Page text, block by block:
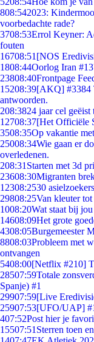
808:542023:
voorbedachte rade?
3708:53Errol Keyner:
fouten
16708:51 [NOS
1808:44Oorlog Iran
23808:40Frontpage
15208:39[AKQ] #3384
antwoorden.
208:3824 jaar cel
12708:37[Het Officiële
3508:35Op vakantie
25008:34Wie gaan er
overledenen.
208:31 Starten met 3d
23608:30Migranten
12308:2530
29808:25Van kleuter
1008:20Wat staat bij
14608:09Het grote
4308:05Burgemeester
8808:03Probleem met
ontvangen
5408:00[Netflix #210]
28507:59Totale
Spanje) #1
29907:59[Live
25907:53[UFO/UAP]
407:52Post hier je
15507:51 Sterren toen